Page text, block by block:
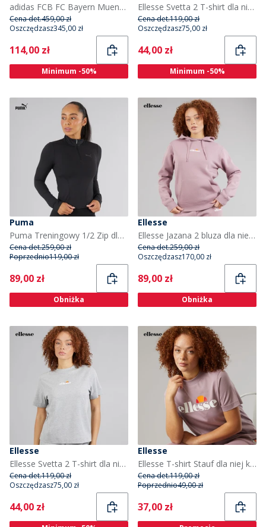
adidas FCB FC Bayern Muenchen 24/25 Trzecia koszulka dla niej kolor Linen
Cena det.459,00 zł
Oszczędzasz345,00 zł
Current
114,00 zł
Minimum -50%
Ellesse Svetta 2 T-shirt dla niej kolor Czarny
Cena det.119,00 zł
Oszczędzasz75,00 zł
Current
44,00 zł
Minimum -50%
Puma
Puma Treningowy 1/2 Zip dla niej kolor czarny Puma
Cena det.259,00 zł
Poprzednio119,00 zł
Current
89,00 zł
Obniżka
Ellesse
Ellesse Jazana 2 bluza dla niej kolor Light Purple
Cena det.259,00 zł
Oszczędzasz170,00 zł
Current
89,00 zł
Obniżka
Ellesse
Ellesse Svetta 2 T-shirt dla niej kolor Light Grey Marl
Cena det.119,00 zł
Oszczędzasz75,00 zł
Current
44,00 zł
Ellesse
Ellesse T-shirt Stauf dla niej kolor Light Purple
Cena det.119,00 zł
Poprzednio49,00 zł
Current
37,00 zł